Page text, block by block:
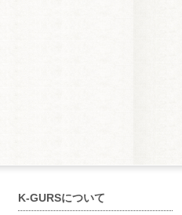
K-GURSについて